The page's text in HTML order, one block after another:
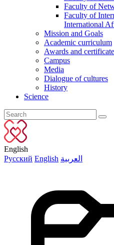
Faculty of
Faculty of
International
Mission and Goals
Academic curriculum
Awards and
Campus
Media
Dialogue of cultures
History
Science
English
Русский English العربية